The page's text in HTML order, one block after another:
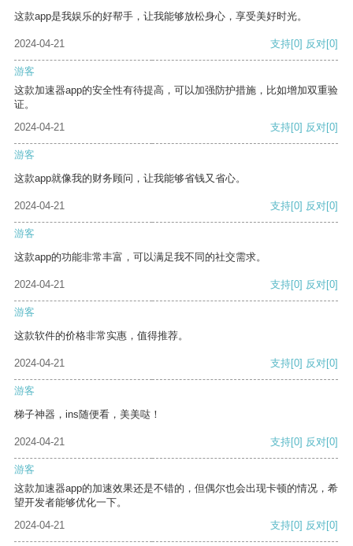
这款app是我娱乐的好帮手，让我能够放松身心，享受美好时光。
2024-04-21 支持[0] 反对[0]
游客
这款加速器app的安全性有待提高，可以加强防护措施，比如增加双重验
证。
2024-04-21
支持[0] 反对[0]
游客
这款app就像我的财务顾问，让我能够省钱又省心。
2024-04-21 支持[0] 反对[0]
游客
这款app的功能非常丰富，可以满足我不同的社交需求。
2024-04-21 支持[0] 反对[0]
游客
这款软件的价格非常实惠，值得推荐。
2024-04-21 支持[0] 反对[0]
游客
梯子神器，ins随便看，美美哒！
2024-04-21 支持[0] 反对[0]
游客
这款加速器app的加速效果还是不错的，但偶尔也会出现卡顿的情况，希
望开发者能够优化一下。
2024-04-21
支持[0] 反对[0]